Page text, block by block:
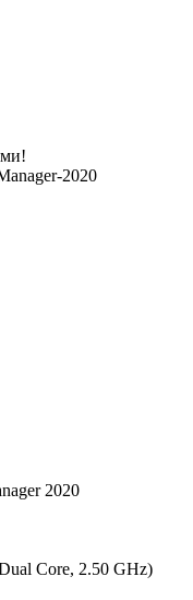
2020
2020
Core, 2.50 GHz)